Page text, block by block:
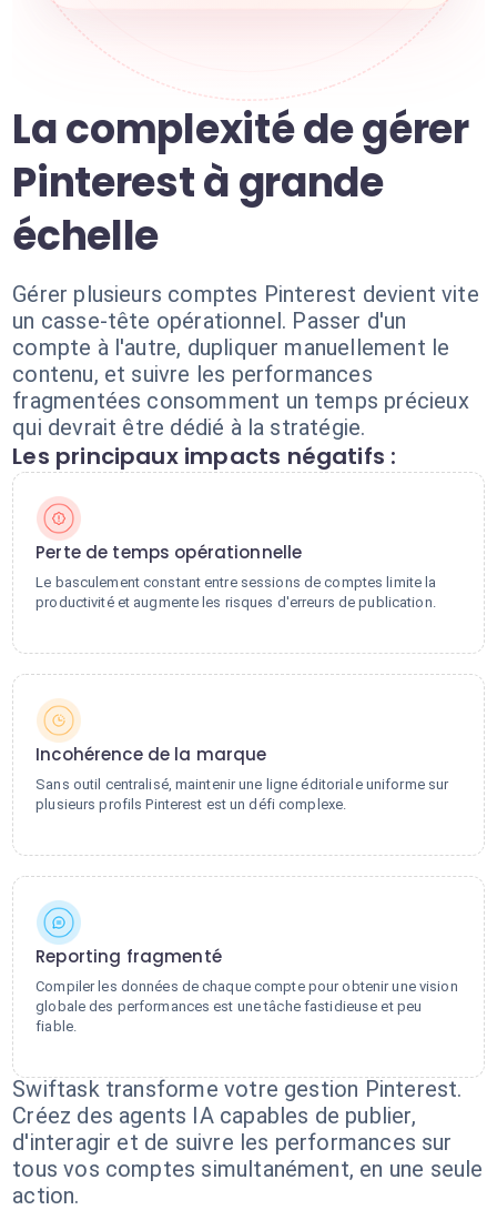
La complexité de gérer
Pinterest à grande
échelle
Gérer plusieurs comptes Pinterest devient vite
un casse-tête opérationnel. Passer d'un
compte à l'autre, dupliquer manuellement le
contenu, et suivre les performances
fragmentées consomment un temps précieux
qui devrait être dédié à la stratégie.
Les principaux impacts négatifs :
Perte de temps opérationnelle
Le basculement constant entre sessions de comptes limite la
productivité et augmente les risques d'erreurs de publication.
Incohérence de la marque
Sans outil centralisé, maintenir une ligne éditoriale uniforme sur
plusieurs profils Pinterest est un défi complexe.
Reporting fragmenté
Compiler les données de chaque compte pour obtenir une vision
globale des performances est une tâche fastidieuse et peu
fiable.
Swiftask transforme votre gestion Pinterest.
Créez des agents IA capables de publier,
d'interagir et de suivre les performances sur
tous vos comptes simultanément, en une seule
action.